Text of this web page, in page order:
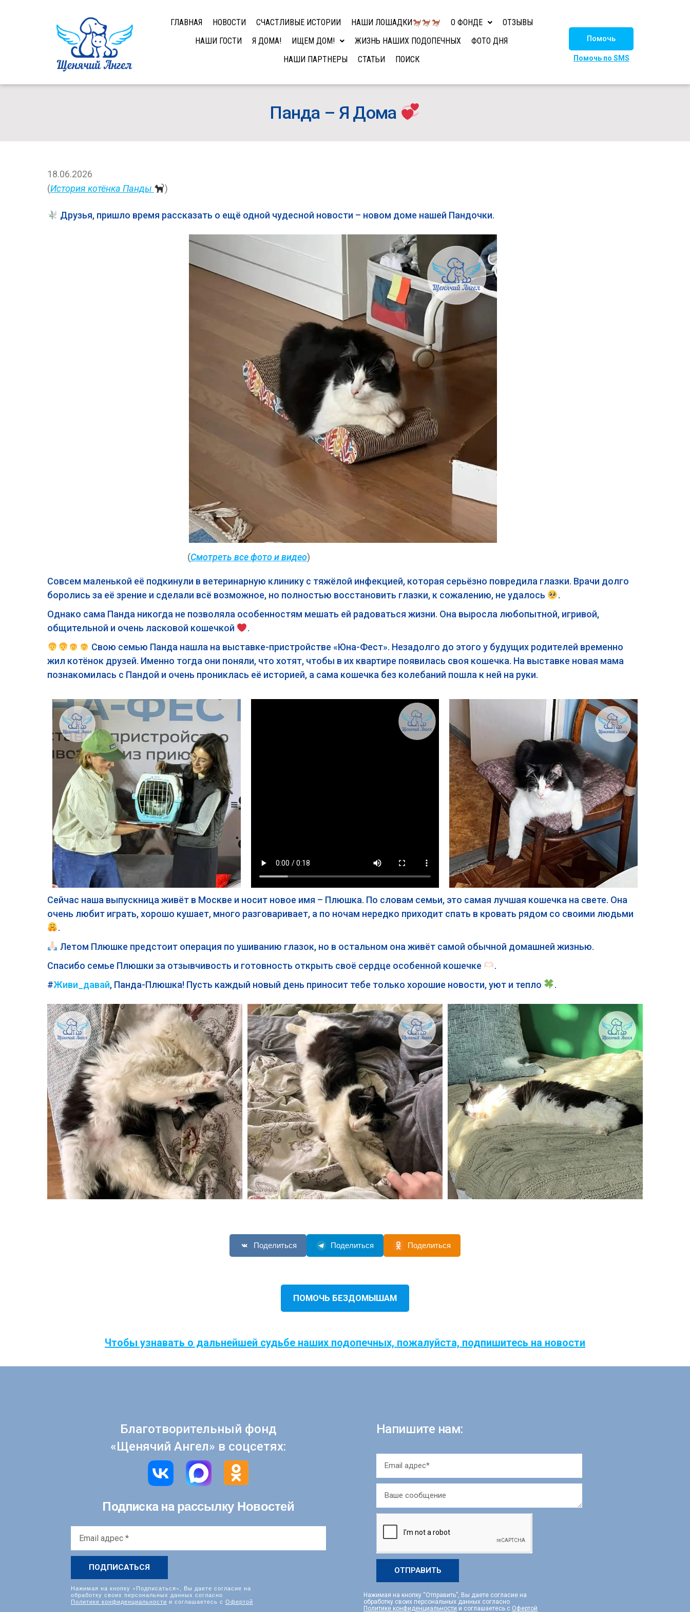
ГЛАВНАЯ НОВОСТИ СЧАСТЛИВЫЕ ИСТОРИИ НАШИ ЛОШАДКИ О ФОНДЕ
ОТЗЫВЫ
НАШИ ГОСТИ
Я ДОМА! ИЩЕМ ДОМ! ЖИЗНЬ НАШИХ ПОДОПЕЧНЫХ
ФОТО ДНЯ
НАШИ ПАРТНЕРЫ
СТАТЬИ ПОИСК
Помочь
Помочь по SMS
Панда – Я Дома
18.06.2026
(История котёнка Панды )
Друзья, пришло время рассказать о ещё одной чудесной новости – новом доме нашей Пандочки.
(Смотреть все фото и видео)
Совсем маленькой её подкинули в ветеринарную клинику с тяжёлой инфекцией, которая серьёзно повредила глазки. Врачи долго
боролись за её зрение и сделали всё возможное, но полностью восстановить глазки, к сожалению, не удалось
.
Однако сама Панда никогда не позволяла особенностям мешать ей радоваться жизни. Она выросла любопытной, игривой,
общительной и очень ласковой кошечкой
.
Свою семью Панда нашла на выставке-пристройстве «Юна-Фест». Незадолго до этого у будущих родителей временно
жил котёнок друзей. Именно тогда они поняли, что хотят, чтобы в их квартире появилась своя кошечка. На выставке новая мама
познакомилась с Пандой и очень прониклась её историей, а сама кошечка без колебаний пошла к ней на руки.
Сейчас наша выпускница живёт в Москве и носит новое имя – Плюшка. По словам семьи, это самая лучшая кошечка на свете. Она
очень любит играть, хорошо кушает, много разговаривает, а по ночам нередко приходит спать в кровать рядом со своими людьми
.
Летом Плюшке предстоит операция по ушиванию глазок, но в остальном она живёт самой обычной домашней жизнью.
Спасибо семье Плюшки за отзывчивость и готовность открыть своё сердце особенной кошечке
.
#Живи_давай, Панда-Плюшка! Пусть каждый новый день приносит тебе только хорошие новости, уют и тепло .
Поделиться Поделиться Поделиться
ПОМОЧЬ БЕЗДОМЫШАМ
Чтобы узнавать о дальнейшей судьбе наших подопечных, пожалуйста, подпишитесь на новости
Благотворительный фонд
«Щенячий Ангел» в соцсетях:
Подписка на рассылку Новостей
адрес
*
Нажимая на кнопку «Подписаться», Вы даете согласие на
обработку своих персональных данных согласно
Политике конфиденциальности и соглашаетесь с Офертой
Напишите нам:
ОТПРАВИТЬ
Нажимая на кнопку “Отправить”, Вы даете согласие на
обработку своих персональных данных согласно
Политике конфиденциальности и соглашаетесь с Офертой